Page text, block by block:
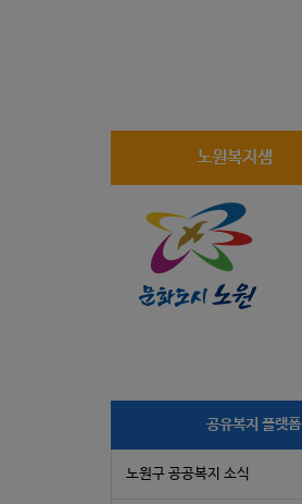
노원복지샘
공유복지 플랫폼
노원구 공공복지 소식